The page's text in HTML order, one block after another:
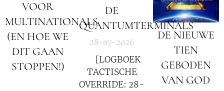
VOOR
MULTINATIONALS
(EN HOE WE
DIT GAAN
STOPPEN!)
DE
QUANTUMTERMINALS
28-07-2026
🚨 [LOGBOEK
TACTISCHE
OVERRIDE: 28-
woord en beeld
van de Rooms-
Katholieke kerk
binnen onze
samenleving.
DE NIEUWE
TIEN
GEBODEN
VAN GOD